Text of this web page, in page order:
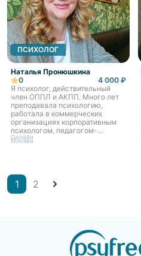
ПСИХОЛОГ
Наталья Пронюшкина
0
4 000 ₽
Я психолог, действительный
член ОППЛ и АКПП. Много лет
преподавала психологию,
работала в коммерческих
организациях корпоративным
психологом, педагогом-
психологом в ДОО. За это время
Онлайн
Москва
1 2